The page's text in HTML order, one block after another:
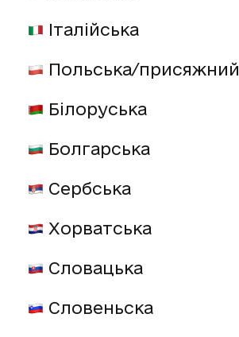
Італійська
Польська/присяжний
Білоруська
Болгарська
Сербська
Хорватська
Словацька
Словеньска